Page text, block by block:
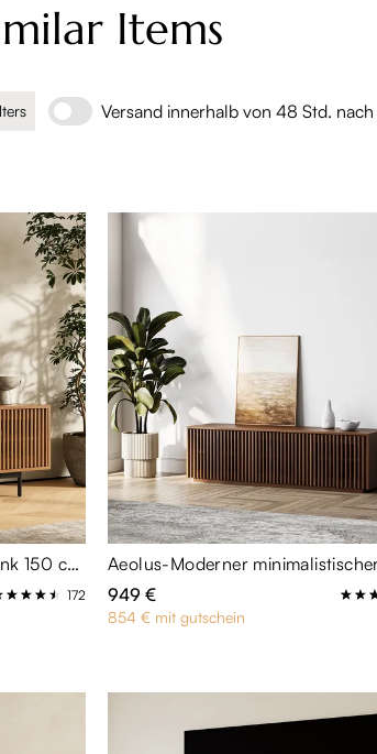
Items
Versand innerhalb von 48 Std. nach
Aeolus-Mid-Century TV-Schrank 150 cm in Walnuss-Optik mit offenem Fach & Metallbeinen - moderne Medienkonsole
172
949 €
854 € mit gutschein